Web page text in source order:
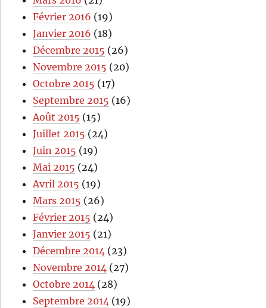
Février 2016 (19)
Janvier 2016 (18)
Décembre 2015 (26)
Novembre 2015 (20)
Octobre 2015 (17)
Septembre 2015 (16)
Août 2015 (15)
Juillet 2015 (24)
Juin 2015 (19)
Mai 2015 (24)
Avril 2015 (19)
Mars 2015 (26)
Février 2015 (24)
Janvier 2015 (21)
Décembre 2014 (23)
Novembre 2014 (27)
Octobre 2014 (28)
Septembre 2014 (19)